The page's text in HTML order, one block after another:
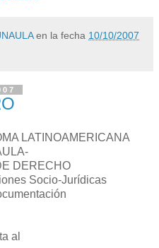
en la fecha 10/10/2007
LATINOAMERICANA
DERECHO
Socio-Jurídicas
al